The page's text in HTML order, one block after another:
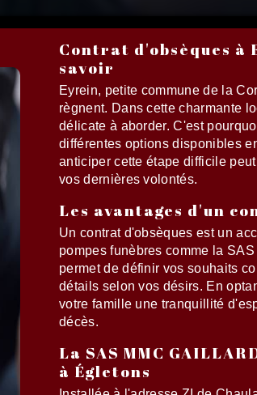
Contrat d'obsèques à
savoir
Eyrein, petite commune de la
règnent. Dans cette charmante
délicate à aborder. C'est
différentes options disponibles
anticiper cette étape difficile
vos dernières volontés.
Les avantages d'un
Un contrat d'obsèques est un
pompes funèbres comme la
permet de définir vos souhaits
détails selon vos désirs. En
votre famille une tranquillité
décès.
La SAS MMC
à Égletons